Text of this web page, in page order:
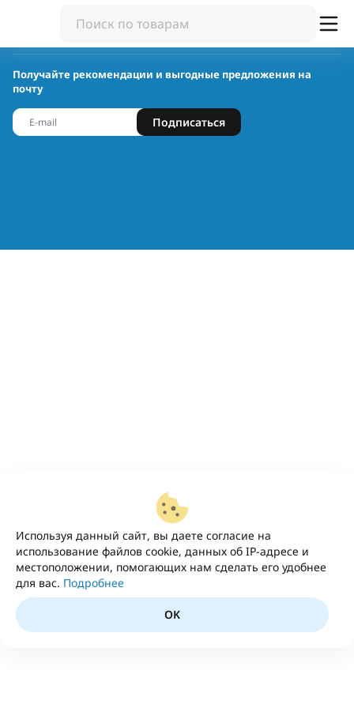
Используя данный сайт, вы даете согласие на
использование файлов cookie, данных об IP-адресе и
местоположении, помогающих нам сделать его удобнее
для вас. Подробнее
OK
Получайте рекомендации и выгодные предложения на
почту
Подписаться